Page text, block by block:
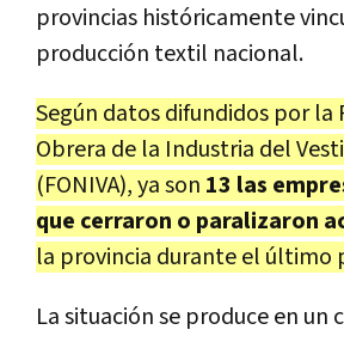
provincias históricamente
producción textil nacional.
Según datos difundidos por la
Obrera de la Industria del
(FONIVA), ya son 13 las
que cerraron o paralizaron
la provincia durante el último
La situación se produce en un